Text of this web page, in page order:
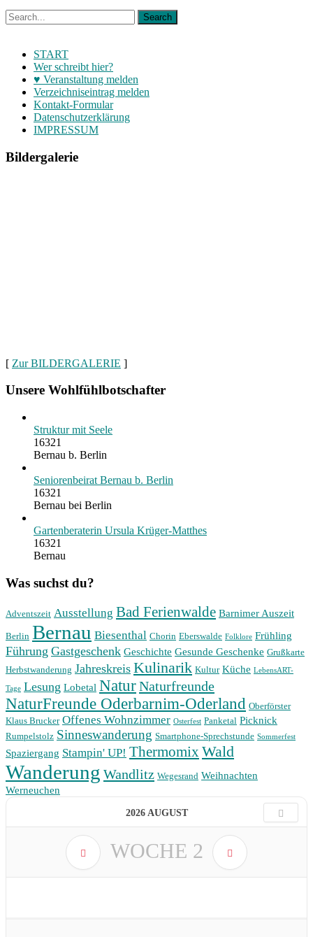
START
Wer schreibt hier?
♥ Veranstaltung melden
Verzeichniseintrag melden
Kontakt-Formular
Datenschutzerklärung
IMPRESSUM
Bildergalerie
[ Zur BILDERGALERIE ]
Unsere Wohlfühlbotschafter
Struktur mit Seele
16321
Bernau b. Berlin
Seniorenbeirat Bernau b. Berlin
16321
Bernau bei Berlin
Gartenberaterin Ursula Krüger-Matthes
16321
Bernau
Was suchst du?
Adventszeit Ausstellung Bad Ferienwalde Barnimer Auszeit
Berlin Bernau Biesenthal Chorin Eberswalde Folklore Frühling
Führung Gastgeschenk Geschichte Gesunde Geschenke Grußkarte
Herbstwanderung Jahreskreis Kulinarik Kultur Küche LebensART-
Tage Lesung Lobetal NaturNaturfreunde
NaturFreunde Oderbarnim-Oderland Oberförster
Klaus Brucker Offenes Wohnzimmer Osterfest Panketal Picknick
Rumpelstolz Sinneswanderung Smartphone-Sprechstunde Sommerfest
Spaziergang Stampin' UP! ThermomixWald
Wanderung Wandlitz Wegesrand Weihnachten
Werneuchen
2026 AUGUST
WOCHE 2